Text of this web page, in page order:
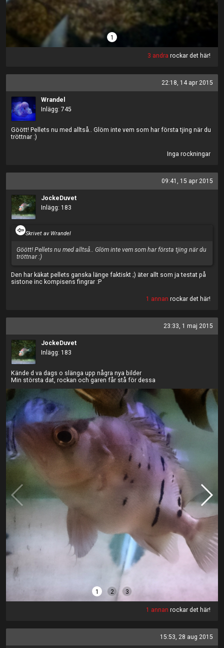
1
3 andra rockar det här!
22:18, 14 apr 2015
Wrandel
Inlägg: 745
Göött! Pellets nu med alltså.. Glöm inte vem som har första tjing när du
tröttnar :)
Inga rockningar
09:41, 15 apr 2015
JockeDuvet
Inlägg: 183
Skrivet av Wrandel
Göött! Pellets nu med alltså.. Glöm inte vem som har första tjing när du
tröttnar :)
Den har käkat pellets ganska länge faktiskt ;) äter allt som ja testat på
sistone inc kompisens fingrar :P
1 annan rockar det här!
23:33, 1 maj 2015
JockeDuvet
Inlägg: 183
Kände d va dags o slänga upp några nya bilder
Min största dat, rockan och garen får stå för dessa
1 2 3
1 annan rockar det här!
15:53, 28 aug 2015